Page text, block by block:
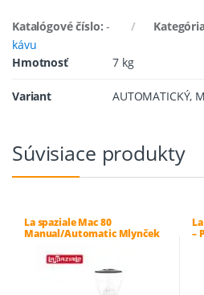
Katalógové číslo:-
kávu
Hmotnosť
7 kg
Variant AUTOMATICKÝ,
Súvisiace produkty
La spaziale Mac 80
Manual/Automatic Mlynček
–